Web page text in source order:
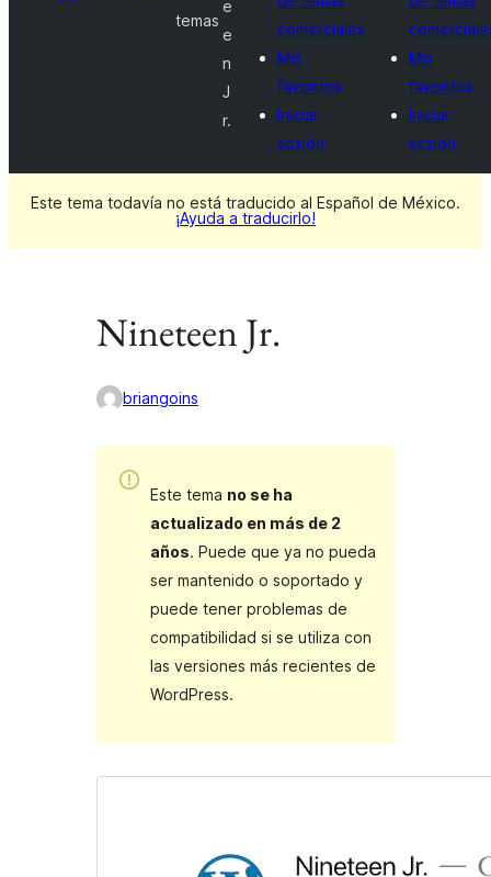
temas
e
e
n
J
r.
comerciales
Mis
favoritos
Iniciar
sesión
Mis
favoritos
Iniciar
sesión
Este tema todavía no está traducido al Español de México.
¡Ayuda a traducirlo!
Nineteen Jr.
briangoins
Este tema no se ha
actualizado en más de 2
años. Puede que ya no pueda
ser mantenido o soportado y
puede tener problemas de
compatibilidad si se utiliza con
las versiones más recientes de
WordPress.